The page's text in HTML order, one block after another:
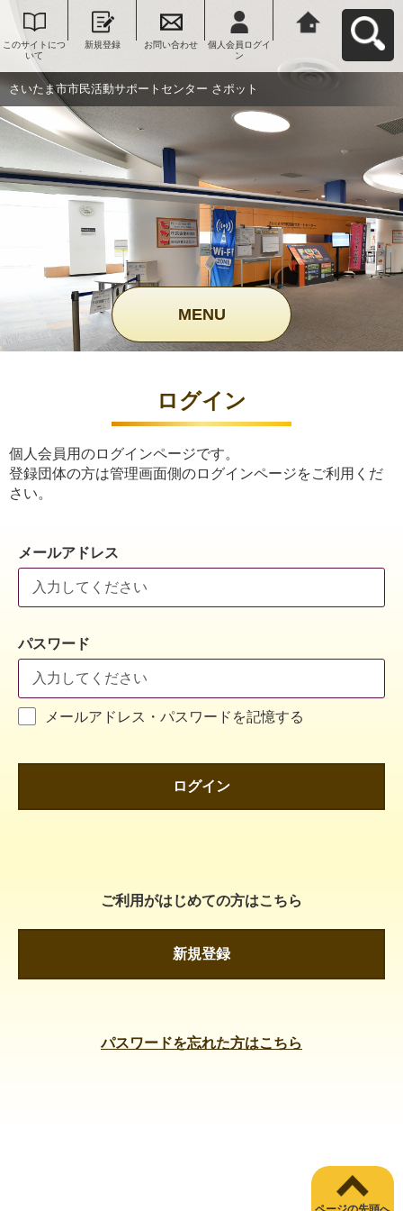
このサイトにつ
いて
新規登録 お問い合わせ
個人会員ログイ
ン
ンター さポット
へ戻る
さいたま市市民活動サポートセンター さポット
MENU
ログイン
個人会員用のログインページです。
登録団体の方は管理画面側のログインページをご利用くだ
さい。
メールアドレス
パスワード
メールアドレス・パスワードを記憶する
ログイン
ご利用がはじめての方はこちら
新規登録
パスワードを忘れた方はこちら